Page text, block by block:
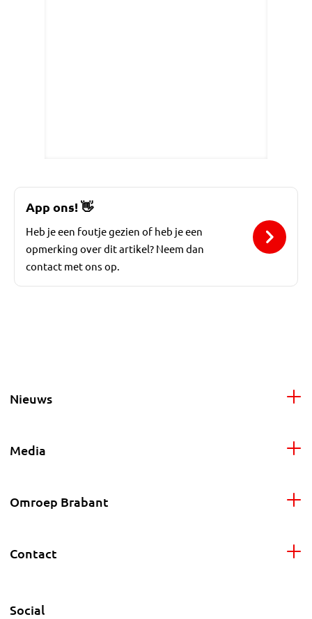
App ons!👋
Heb je een foutje gezien of heb je een
opmerking over dit artikel? Neem dan
contact met ons op.
Nieuws
Media
Omroep Brabant
Contact
Social